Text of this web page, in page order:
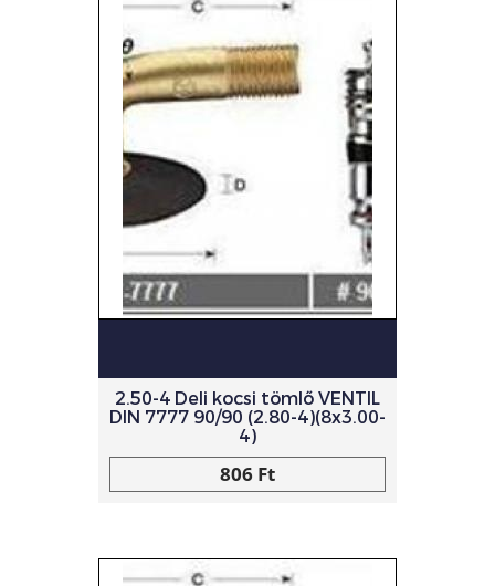
2.50-4 Deli kocsi tömlő VENTIL
DIN 7777 90/90 (2.80-4)(8x3.00-
4)
806 Ft